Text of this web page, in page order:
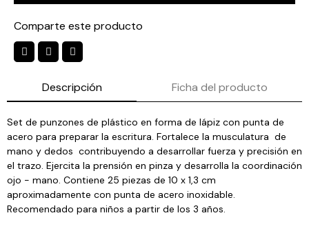
Comparte este producto
Descripción Ficha del producto
Set de punzones de plástico en forma de lápiz con punta de
acero para preparar la escritura. Fortalece la musculatura de
mano y dedos contribuyendo a desarrollar fuerza y precisión en
el trazo. Ejercita la prensión en pinza y desarrolla la coordinación
ojo - mano. Contiene 25 piezas de 10 x 1,3 cm
aproximadamente con punta de acero inoxidable.
Recomendado para niños a partir de los 3 años.